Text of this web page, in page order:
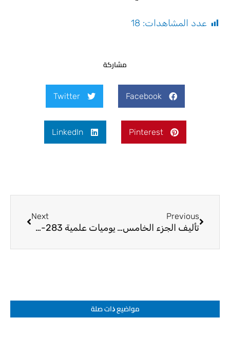
عدد المشاهدات: 18
مشاركة
Facebook
Twitter
Pinterest
LinkedIn
Previous
تأليف الجزء الخامس من (خصائص النبي محمد (ص))
Next
يوميات علمية 283-25
مواضيع ﺫات صلة